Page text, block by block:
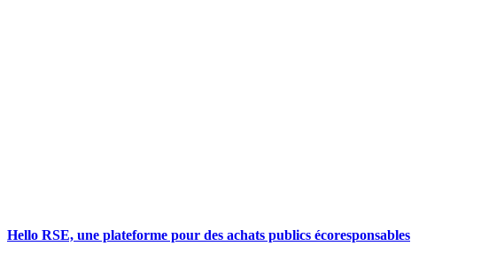
Hello RSE, une plateforme pour des achats publics écoresponsables